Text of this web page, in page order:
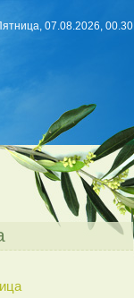
07.08.2026, 00.30